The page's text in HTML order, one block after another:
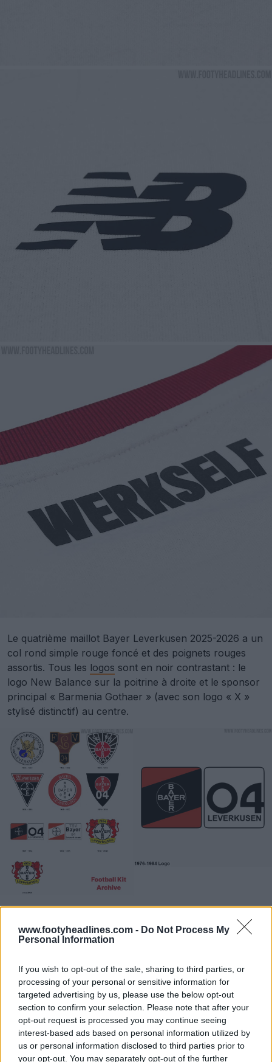
www.footyheadlines.com - Do Not Process My
Personal Information
If you wish to opt-out of the sale, sharing to third parties, or
processing of your personal or sensitive information for
targeted advertising by us, please use the below opt-out
section to confirm your selection. Please note that after your
opt-out request is processed you may continue seeing
interest-based ads based on personal information utilized by
us or personal information disclosed to third parties prior to
your opt-out. You may separately opt-out of the further
Le quatrième maillot Bayer Leverkusen 2025-2026 a un
col rond simple rouge foncé et des poignets rouges
assortis. Tous les logos sont en noir contrastant : le
logo New Balance sur la poitrine à droite et le sponsor
principal « Barmenia Gothaer » (avec son logo « X »
stylisé distinctif) au centre.